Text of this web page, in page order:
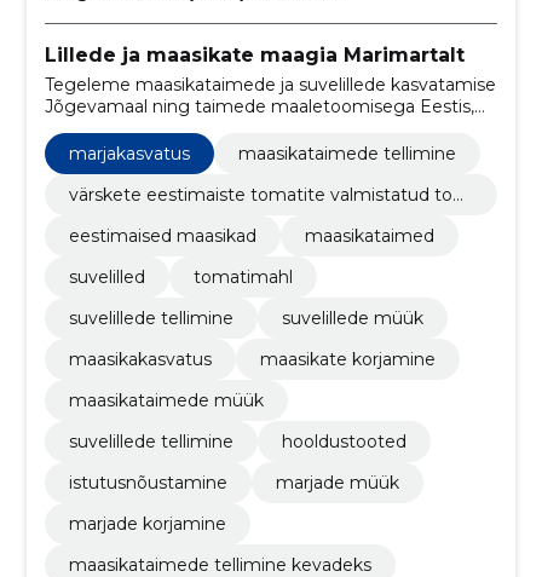
Lillede ja maasikate maagia Marimartalt
Tegeleme maasikataimede ja suvelillede kasvatamise
Jõgevamaal ning taimede maaletoomisega Eestis,
pakkudes looduse ilu ja värskust igale aiale.
marjakasvatus
maasikataimede tellimine
värskete eestimaiste tomatite valmistatud tom
eestimaised maasikad
maasikataimed
suvelilled
tomatimahl
suvelillede tellimine
suvelillede müük
maasikakasvatus
maasikate korjamine
maasikataimede müük
suvelillede tellimine
hooldustooted
istutusnõustamine
marjade müük
marjade korjamine
maasikataimede tellimine kevadeks